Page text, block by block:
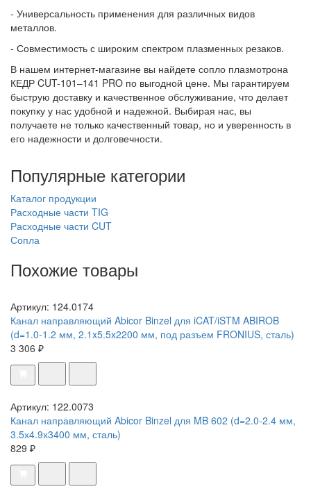
- Универсальность применения для различных видов
металлов.
- Совместимость с широким спектром плазменных резаков.
В нашем интернет-магазине вы найдете сопло плазмотрона
КЕДР CUT-101–141 PRO по выгодной цене. Мы гарантируем
быструю доставку и качественное обслуживание, что делает
покупку у нас удобной и надежной. Выбирая нас, вы
получаете не только качественный товар, но и уверенность в
его надежности и долговечности.
Популярные категории
Каталог продукции
Расходные части TIG
Расходные части CUT
Сопла
Похожие товары
Артикул: 124.0174
Канал направляющий Abicor Binzel для iCAT/iSTM ABIROB
(d=1.0-1.2 мм, 2.1x5.5x2200 мм, под разъем FRONIUS, сталь)
3 306 ₽
Артикул: 122.0073
Канал направляющий Abicor Binzel для MB 602 (d=2.0-2.4 мм,
3.5х4.9х3400 мм, сталь)
829 ₽